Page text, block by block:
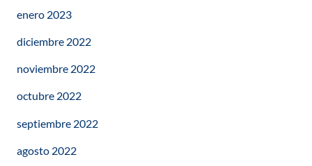
enero 2023
diciembre 2022
noviembre 2022
octubre 2022
septiembre 2022
agosto 2022